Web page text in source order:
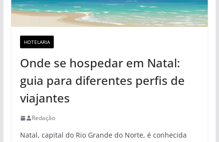
HOTELARIA
Onde se hospedar em Natal:
guia para diferentes perfis de
viajantes
Redação
Natal, capital do Rio Grande do Norte, é conhecida